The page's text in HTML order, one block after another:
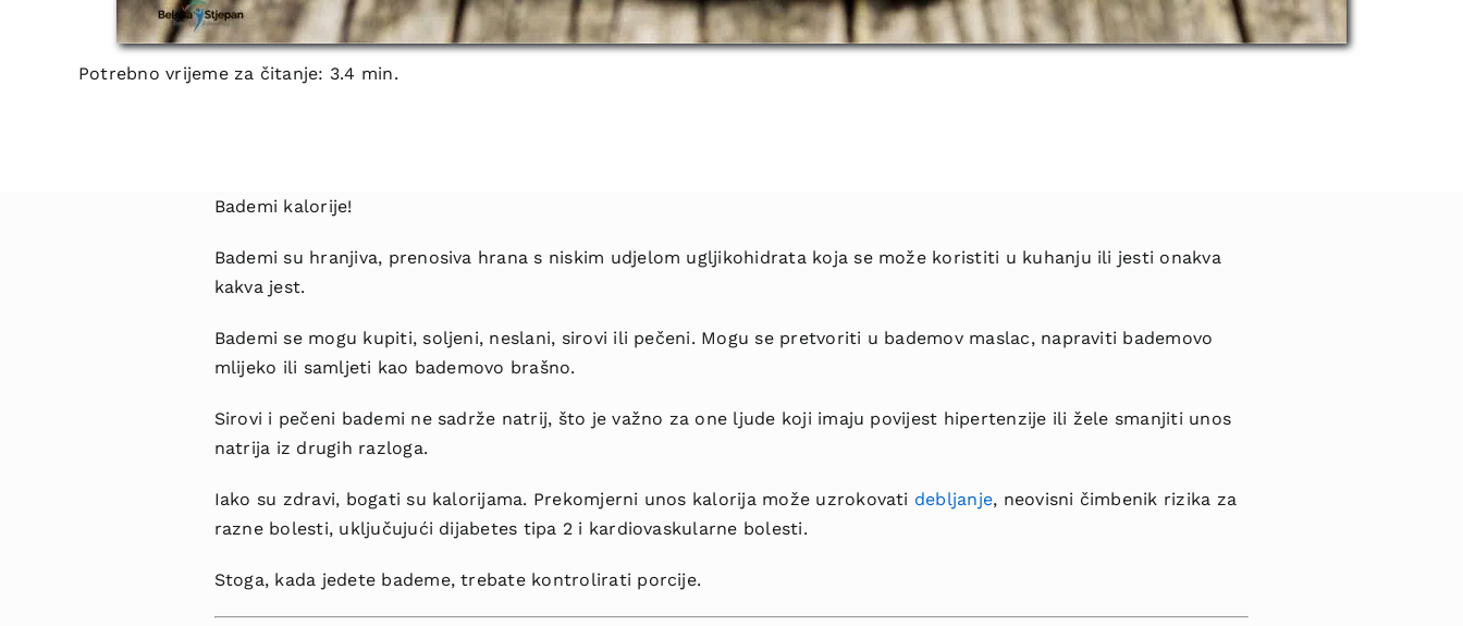
Potrebno vrijeme za čitanje: 3.4 min.
Bademi kalorije!
Bademi su hranjiva, prenosiva hrana s niskim udjelom ugljikohidrata koja se može koristiti u kuhanju ili jesti onakva
kakva jest.
Bademi se mogu kupiti, soljeni, neslani, sirovi ili pečeni. Mogu se pretvoriti u bademov maslac, napraviti bademovo
mlijeko ili samljeti kao bademovo brašno.
Sirovi i pečeni bademi ne sadrže natrij, što je važno za one ljude koji imaju povijest hipertenzije ili žele smanjiti unos
natrija iz drugih razloga.
Iako su zdravi, bogati su kalorijama. Prekomjerni unos kalorija može uzrokovati debljanje, neovisni čimbenik rizika za
razne bolesti, uključujući dijabetes tipa 2 i kardiovaskularne bolesti.
Stoga, kada jedete bademe, trebate kontrolirati porcije.